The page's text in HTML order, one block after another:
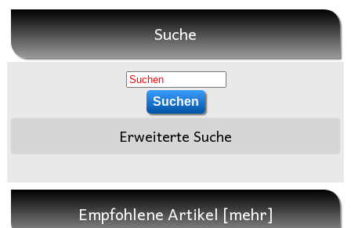
Suche
Erweiterte Suche
Empfohlene Artikel [mehr]